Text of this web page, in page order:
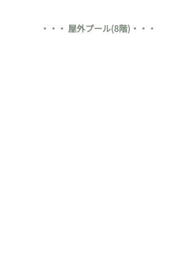
・・・ 屋外プール(8階)・・・